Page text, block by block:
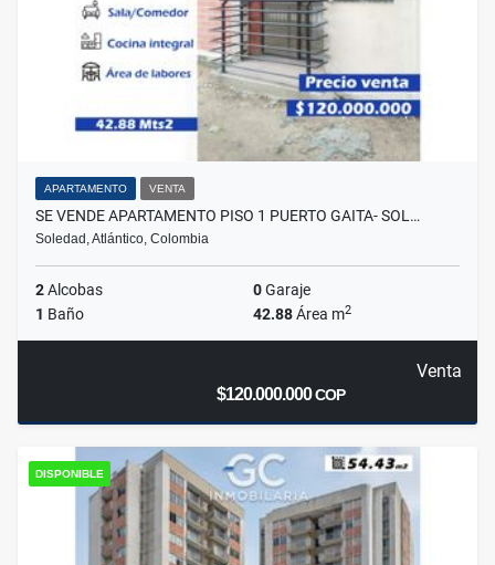
APARTAMENTO VENTA
SE VENDE APARTAMENTO PISO 1 PUERTO GAITA- SOL…
Soledad, Atlántico, Colombia
2Alcobas 0Garaje
1 Baño 42.88Área m2
Venta
$120.000.000COP
DISPONIBLE